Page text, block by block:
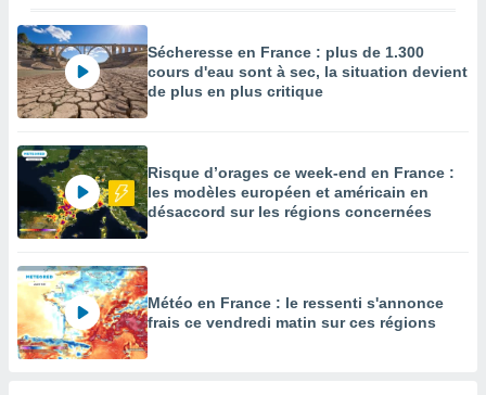
Sécheresse en France : plus de 1.300
cours d'eau sont à sec, la situation devient
de plus en plus critique
Risque d’orages ce week-end en France :
les modèles européen et américain en
désaccord sur les régions concernées
Météo en France : le ressenti s'annonce
frais ce vendredi matin sur ces régions